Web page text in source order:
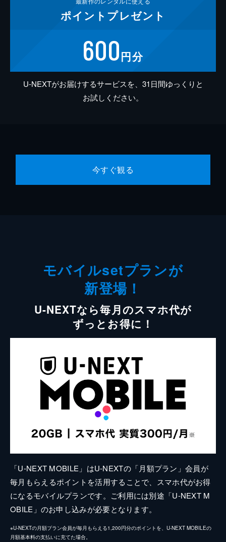
ポイント プレゼント
600円分
U-NEXTがお届けするサービスを、31日間ゆっくりと
お試しください。
今すぐ観る
モバイルsetプランが
新登場！
U-NEXTなら毎月のスマホ代が
ずっとお得に！
「U-NEXT MOBILE」はU-NEXTの「月額プラン」会員が
毎月もらえるポイントを活用することで、スマホ代がお得
になるモバイルプランです。ご利用には別途「U-NEXT M
OBILE」のお申し込みが必要となります。
※U-NEXTの月額プラン会員が毎月もらえる1,200円分のポイントを、U-NEXT MOBILEの
月額基本料の支払いに充てた場合。